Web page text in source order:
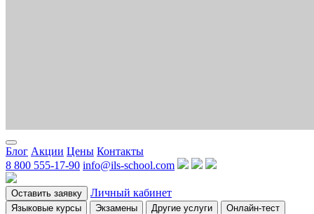
Блог Акции Цены Контакты
8 800 555-17-90 info@ils-school.com
Оставить заявку Личный кабинет
Языковые курсы Экзамены Другие услуги
Онлайн-тест